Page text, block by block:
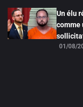
Un élu
comme
01/08/